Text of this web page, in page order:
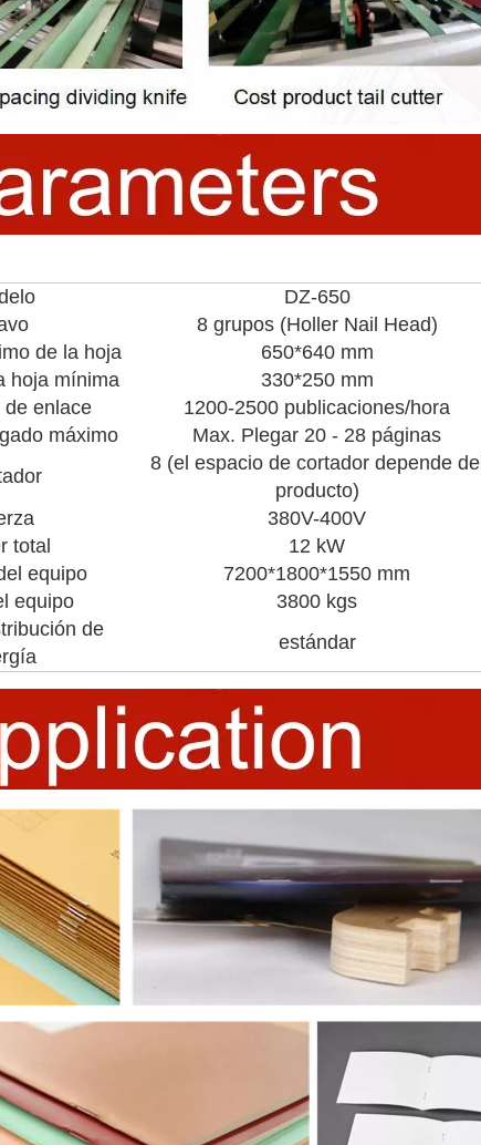
DZ-650
8 grupos (Holler Nail Head)
de la hoja
650*640 mm
hoja mínima
330*250 mm
de enlace
1200-2500 publicaciones/hora
máximo
Max. Plegar 20 - 28 páginas
8 (el espacio de cortador depende del
producto)
380V-400V
total
12 kW
equipo
7200*1800*1550 mm
equipo
3800 kgs
de
estándar